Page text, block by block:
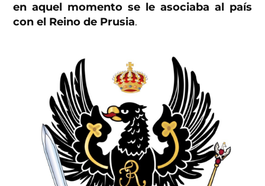
en aquel momento se le asociaba al país
con el Reino de Prusia.